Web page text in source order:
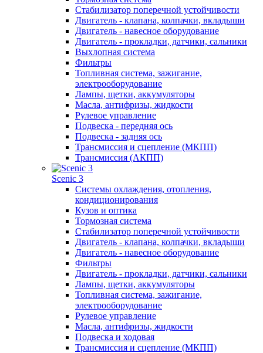
Стабилизатор поперечной устойчивости
Двигатель - клапана, колпачки, вкладыши
Двигатель - навесное оборудование
Двигатель - прокладки, датчики, сальники
Выхлопная система
Фильтры
Топливная система, зажигание,
электрооборудование
Лампы, щетки, аккумуляторы
Масла, антифризы, жидкости
Рулевое управление
Подвеска - передняя ось
Подвеска - задняя ось
Трансмиссия и сцепление (МКПП)
Трансмиссия (АКПП)
Scenic 3
Системы охлаждения, отопления,
кондиционирования
Кузов и оптика
Тормозная система
Стабилизатор поперечной устойчивости
Двигатель - клапана, колпачки, вкладыши
Двигатель - навесное оборудование
Фильтры
Двигатель - прокладки, датчики, сальники
Лампы, щетки, аккумуляторы
Топливная система, зажигание,
электрооборудование
Рулевое управление
Масла, антифризы, жидкости
Подвеска и ходовая
Трансмиссия и сцепление (МКПП)